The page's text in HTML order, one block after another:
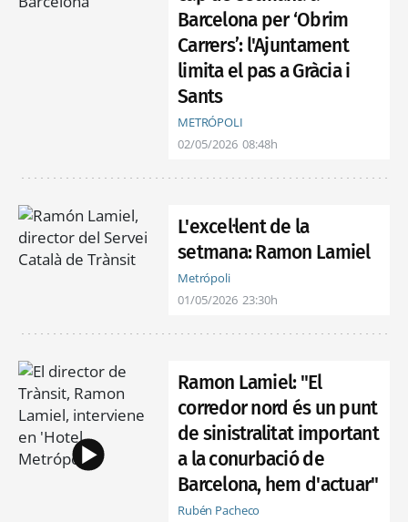
Barcelona per ‘Obrim
Carrers’: l'Ajuntament
limita el pas a Gràcia i
Sants
METRÓPOLI
02/05/2026 08:48h
L'excel·lent de la
setmana: Ramon Lamiel
Metrópoli
01/05/2026 23:30h
Ramon Lamiel: "El
corredor nord és un punt
de sinistralitat important
a la conurbació de
Barcelona, hem d'actuar"
Rubén Pacheco